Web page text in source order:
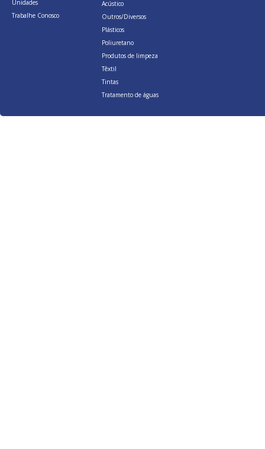
Unidades
Trabalhe Conosco
Acústico
Outros/Diversos
Plásticos
Poliuretano
Produtos de limpeza
Têxtil
Tintas
Tratamento de águas